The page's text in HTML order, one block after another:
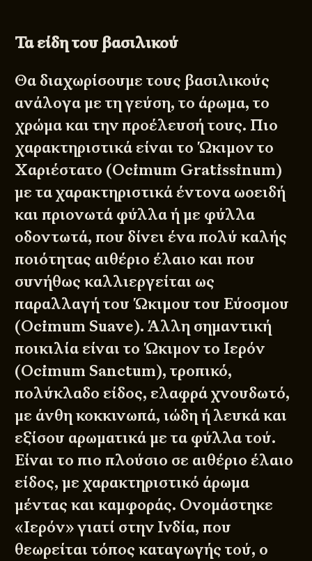
Τα είδη του βασιλικού
Θα διαχωρίσουμε τους βασιλικούς
ανάλογα με τη γεύση, το άρωμα, το
χρώμα και την προέλευσή τους. Πιο
χαρακτηριστικά είναι το Ώκιμον το
Χαριέστατο (Ocimum Gratissinum)
με τα χαρακτηριστικά έντονα ωοειδή
και πριονωτά φύλλα ή με φύλλα
οδοντωτά, που δίνει ένα πολύ καλής
ποιότητας αιθέριο έλαιο και που
συνήθως καλλιεργείται ως
παραλλαγή του Ώκιμου του Εύοσμου
(Ocimum Suave). Άλλη σημαντική
ποικιλία είναι το Ώκιμον το Ιερόν
(Ocimum Sanctum), τροπικό,
πολύκλαδο είδος, ελαφρά χνουδωτό,
με άνθη κοκκινωπά, ιώδη ή λευκά και
εξίσου αρωματικά με τα φύλλα τού.
Είναι το πιο πλούσιο σε αιθέριο έλαιο
είδος, με χαρακτηριστικό άρωμα
μέντας και καμφοράς. Ονομάστηκε
«Ιερόν» γιατί στην Ινδία, που
θεωρείται τόπος καταγωγής τού, ο